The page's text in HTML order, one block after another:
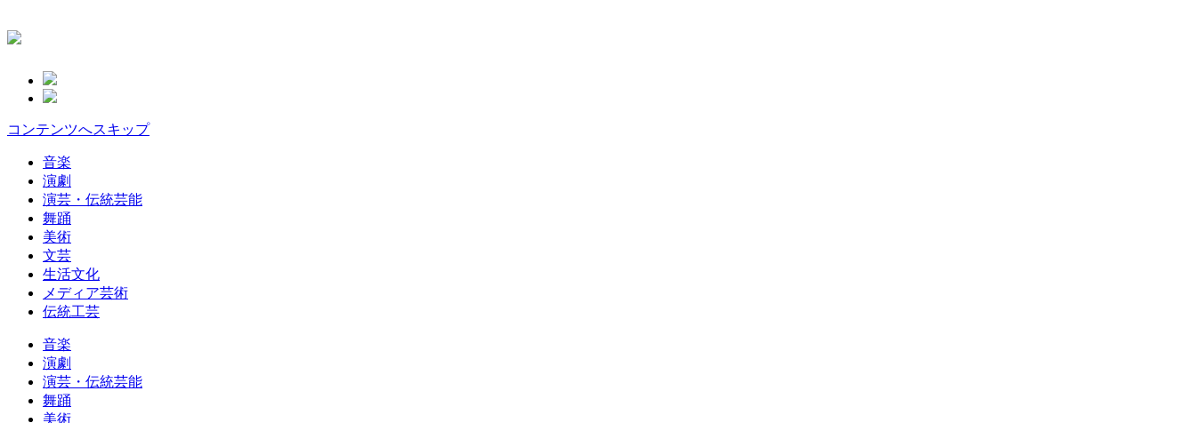
コンテンツへスキップ
音楽
演劇
演芸・伝統芸能
舞踊
美術
文芸
生活文化
メディア芸術
伝統工芸
音楽
演劇
演芸・伝統芸能
舞踊
美術